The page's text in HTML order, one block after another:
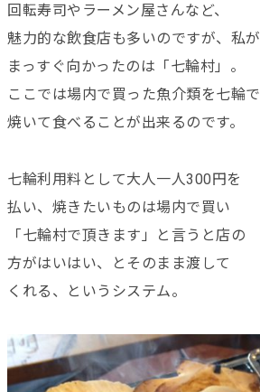
回転寿司やラーメン屋さんなど、
魅力的な飲食店も多いのですが、私が
まっすぐ向かったのは「七輪村」。
ここでは場内で買った魚介類を七輪で
焼いて食べることが出来るのです。
七輪利用料として大人一人300円を
払い、焼きたいものは場内で買い
「七輪村で頂きます」と言うと店の
方がはいはい、とそのまま渡して
くれる、というシステム。